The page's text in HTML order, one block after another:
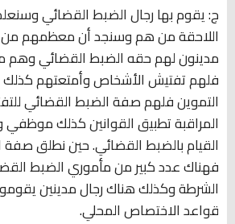
ج: يقوم بها رجال الضبط القضائي
اللاحقة من هم وسنجد أن معظمهم من
مدينون لهم حقه الضبط القضائي وهم
فلهم تفتيش الأشخاص وأمتعتهم كذلك
التموين فلهم صفة الضبط القضائي
المراقبة تطبيق القوانين كذلك موظفي
القيام بالضبط القضائي. حين نطلق
فهناك عدد كبير من مأموري الضبط
الشرطة وكذلك هناك رجال مدينين
قواعد الاختصاص المحلي.